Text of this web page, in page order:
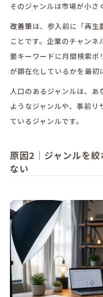
そのジャンルは市場が小さ
改善策は、参入前に「再生
ことです。企業のチャンネ
要キーワードに月間検索
が顕在化しているかを最初
人口のあるジャンルは、
ようなジャンルや、事前リ
ているジャンルです。
原因2｜ジャンルを
ない